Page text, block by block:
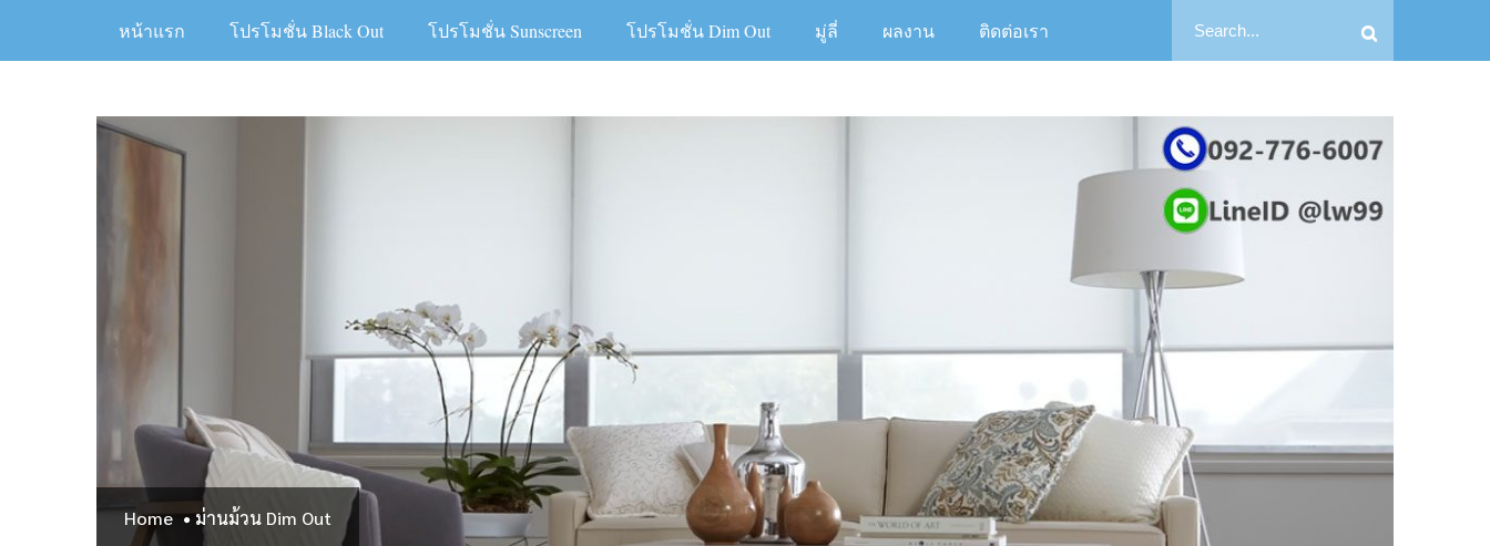
หน้าแรก โปรโมชั่น Black Out โปรโมชั่น Sunscreen โปรโมชั่น Dim Out มู่ลี่ ผลงาน ติดต่อเรา
for:
Search
Home ม่านม้วน Dim Out